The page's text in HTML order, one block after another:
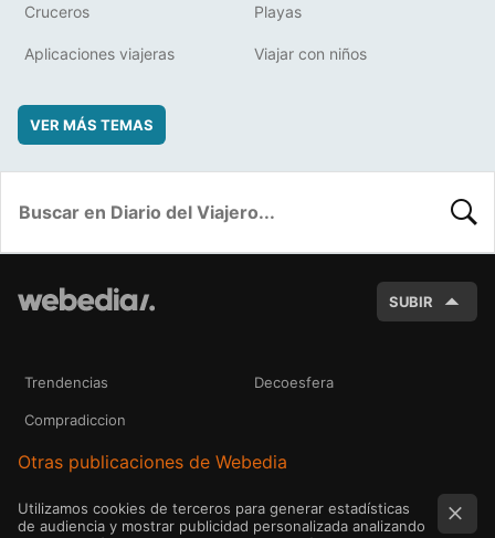
Cruceros Playas
Aplicaciones viajeras Viajar con niños
VER MÁS TEMAS
SUBIR
Trendencias Decoesfera
Compradiccion
Otras publicaciones de Webedia
Utilizamos cookies de terceros para generar estadísticas
de audiencia y mostrar publicidad personalizada analizando